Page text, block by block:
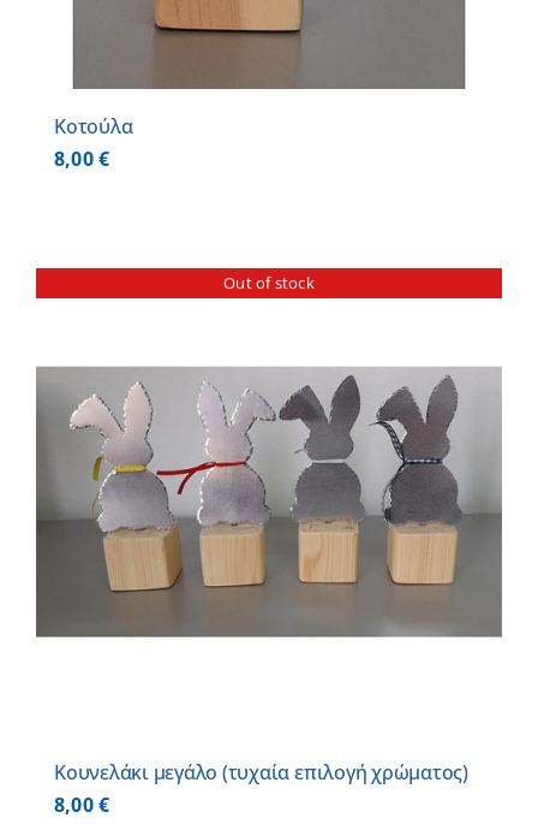
Κοτούλα
8,00€
Out of stock
Κουνελάκι μεγάλο (τυχαία επιλογή χρώματος)
8,00€